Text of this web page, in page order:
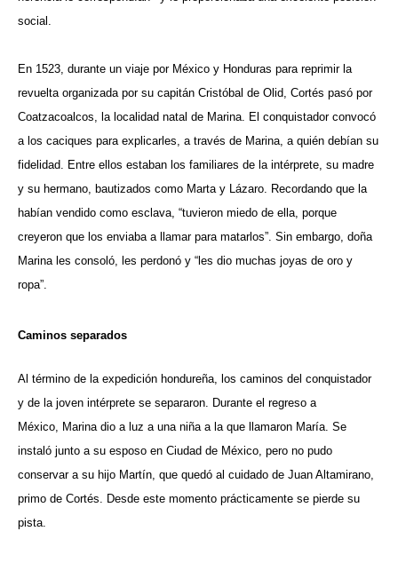
social.
En 1523, durante un viaje por México y Honduras para reprimir la
revuelta organizada por su capitán Cristóbal de Olid, Cortés pasó por
Coatzacoalcos, la localidad natal de Marina. El conquistador convocó
a los caciques para explicarles, a través de Marina, a quién debían su
fidelidad. Entre ellos estaban los familiares de la intérprete, su madre
y su hermano, bautizados como Marta y Lázaro. Recordando que la
habían vendido como esclava, “tuvieron miedo de ella, porque
creyeron que los enviaba a llamar para matarlos”. Sin embargo, doña
Marina les consoló, les perdonó y “les dio muchas joyas de oro y
ropa”.
Caminos separados
Al término de la expedición hondureña, los caminos del conquistador
y de la joven intérprete se separaron. Durante el regreso a
México, Marina dio a luz a una niña a la que llamaron María. Se
instaló junto a su esposo en Ciudad de México, pero no pudo
conservar a su hijo Martín, que quedó al cuidado de Juan Altamirano,
primo de Cortés. Desde este momento prácticamente se pierde su
pista.